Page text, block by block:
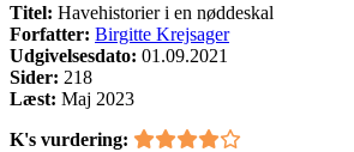
Titel: Havehistorier i en nøddeskal
Forfatter: Birgitte Krejsager
Udgivelsesdato: 01.09.2021
Sider: 218
Læst: Maj 2023
K's vurdering: